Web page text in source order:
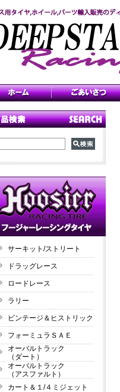
サーキット/ストリート
ドラッグレース
ロードレース
ラリー
ビンテージ＆ヒストリック
フォーミュラＳＡＥ
オーバルトラック
（ダート）
オーバルトラック
（アスファルト）
カート＆１/４ミジェット